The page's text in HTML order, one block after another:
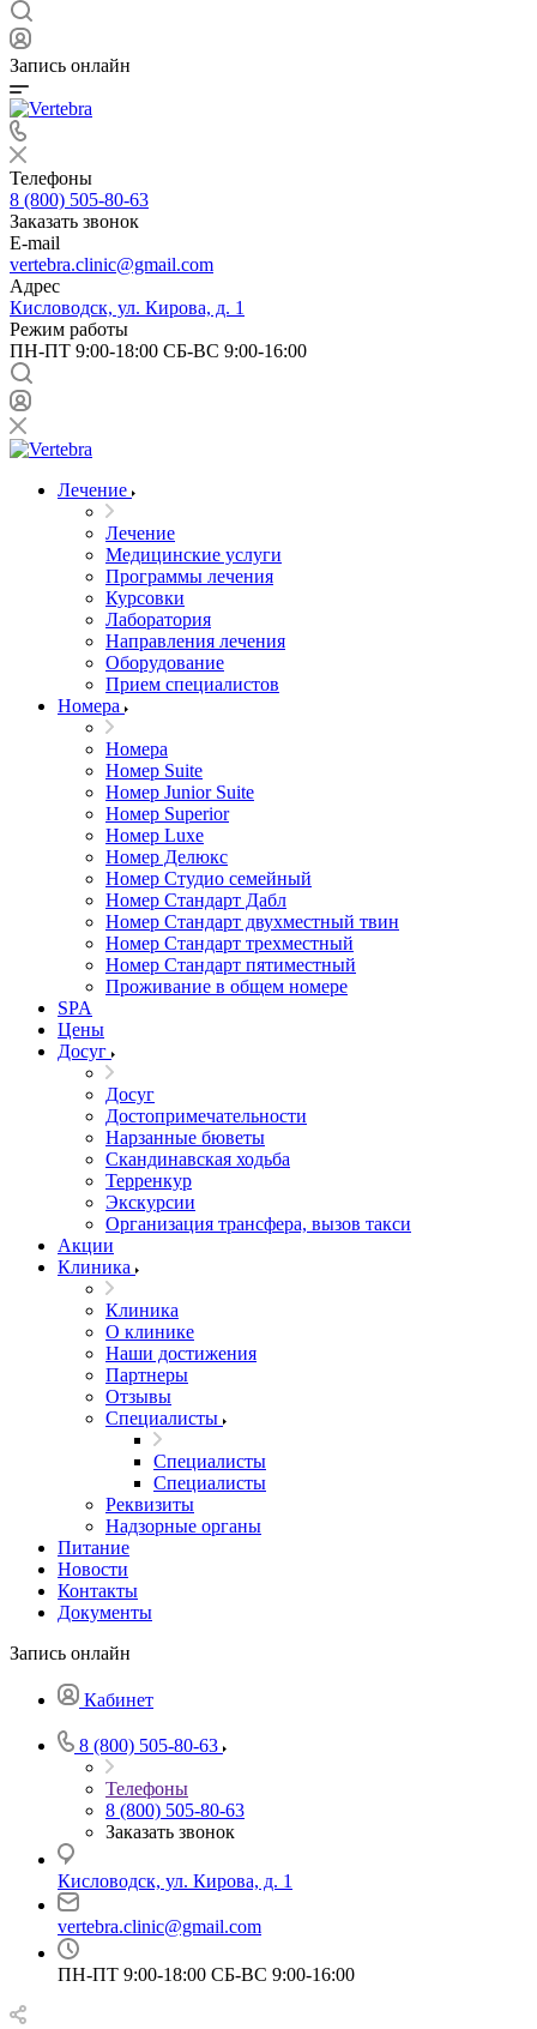
Запись онлайн
Телефоны
8 (800) 505-80-63
Заказать звонок
E-mail
vertebra.clinic@gmail.com
Адрес
Кисловодск, ул. Кирова, д. 1
Режим работы
ПН-ПТ 9:00-18:00 СБ-ВС 9:00-16:00
Лечение
Лечение
Медицинские услуги
Программы лечения
Курсовки
Лаборатория
Направления лечения
Оборудование
Прием специалистов
Номера
Номера
Номер Suite
Номер Junior Suite
Номер Superior
Номер Luxe
Номер Делюкс
Номер Студио семейный
Номер Стандарт Дабл
Номер Стандарт двухместный твин
Номер Стандарт трехместный
Номер Стандарт пятиместный
Проживание в общем номере
SPA
Цены
Досуг
Досуг
Достопримечательности
Нарзанные бюветы
Скандинавская ходьба
Терренкур
Экскурсии
Организация трансфера, вызов такси
Акции
Клиника
Клиника
О клинике
Наши достижения
Партнеры
Отзывы
Специалисты
Специалисты
Специалисты
Реквизиты
Надзорные органы
Питание
Новости
Контакты
Документы
Запись онлайн
Кабинет
8 (800) 505-80-63
Телефоны
8 (800) 505-80-63
Заказать звонок
Кисловодск, ул. Кирова, д. 1
vertebra.clinic@gmail.com
ПН-ПТ 9:00-18:00 СБ-ВС 9:00-16:00